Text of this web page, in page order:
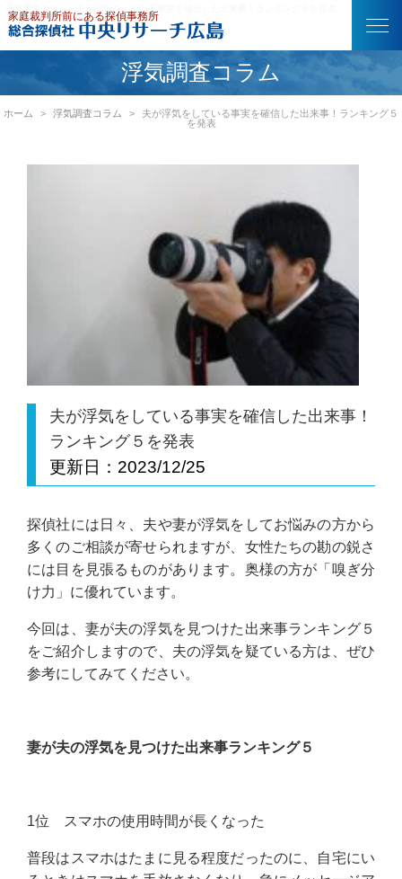
浮気調査コラム
ホーム 浮気調査コラム
夫が浮気をしている事実を確信した出来事！ランキング５
を発表
夫が浮気をしている事実を確信した出来事！
ランキング５を発表
更新日： 2023/12/25
探偵社には日々、夫や妻が浮気をしてお悩みの方から
多くのご相談が寄せられますが、女性たちの勘の鋭さ
には目を見張るものがあります。奥様の方が「嗅ぎ分
け力」に優れています。
今回は、妻が夫の浮気を見つけた出来事ランキング５
をご紹介しますので、夫の浮気を疑ている方は、ぜひ
参考にしてみてください。
妻が夫の浮気を見つけた出来事ランキング５
1位 スマホの使用時間が長くなった
普段はスマホはたまに見る程度だったのに、自宅にい